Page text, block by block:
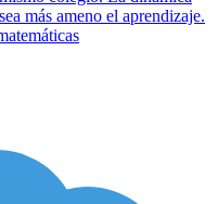
más ameno el aprendizaje.